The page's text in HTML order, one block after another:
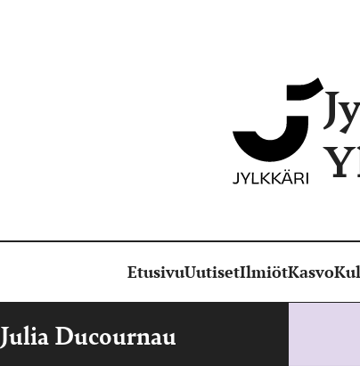
EtusivuUutisetIlmiötKasvo
Julia Ducournau